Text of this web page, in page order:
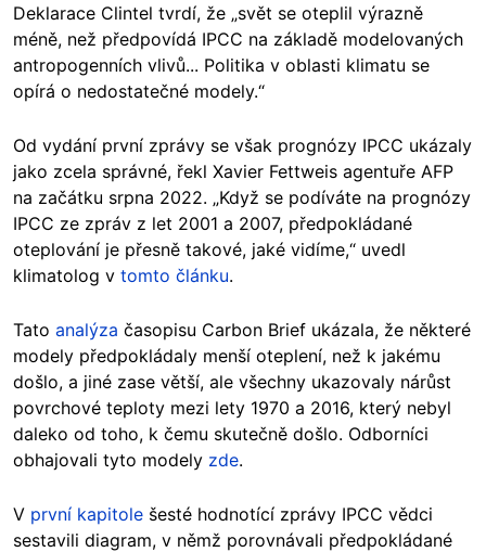
Deklarace Clintel tvrdí, že „svět se oteplil výrazně
méně, než předpovídá IPCC na základě modelovaných
antropogenních vlivů... Politika v oblasti klimatu se
opírá o nedostatečné modely.“
Od vydání první zprávy se však prognózy IPCC ukázaly
jako zcela správné, řekl Xavier Fettweis agentuře AFP
na začátku srpna 2022. „Když se podíváte na prognózy
IPCC ze zpráv z let 2001 a 2007, předpokládané
oteplování je přesně takové, jaké vidíme,“ uvedl
klimatolog v tomto článku.
Tato analýza časopisu Carbon Brief ukázala, že některé
modely předpokládaly menší oteplení, než k jakému
došlo, a jiné zase větší, ale všechny ukazovaly nárůst
povrchové teploty mezi lety 1970 a 2016, který nebyl
daleko od toho, k čemu skutečně došlo. Odborníci
obhajovali tyto modely zde.
V první kapitole šesté hodnotící zprávy IPCC vědci
sestavili diagram, v němž porovnávali předpokládané